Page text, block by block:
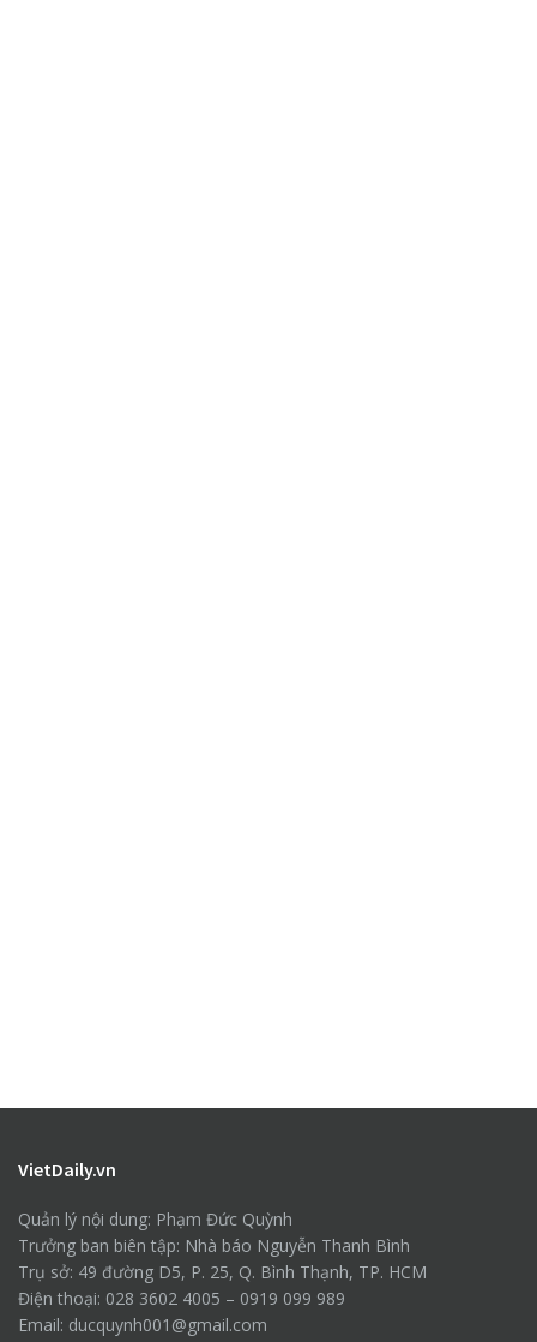
VietDaily.vn
Quản lý nội dung: Phạm Đức Quỳnh
Trưởng ban biên tập: Nhà báo Nguyễn Thanh Bình
Trụ sở: 49 đường D5, P. 25, Q. Bình Thạnh, TP. HCM
Điện thoại: 028 3602 4005 – 0919 099 989
Email: ducquynh001@gmail.com